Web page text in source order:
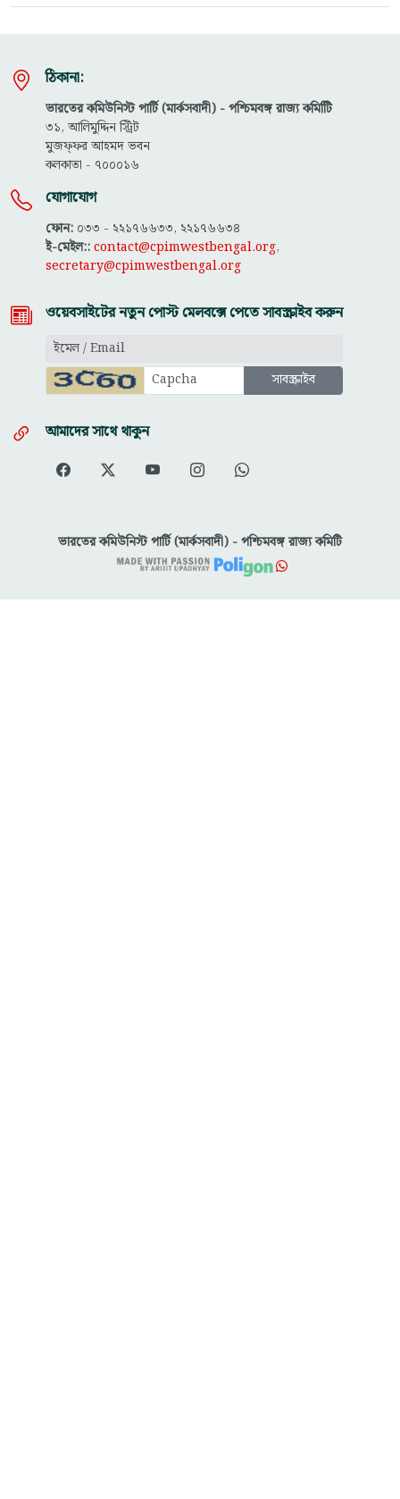
ঠিকানা:
ভারতের কমিউনিস্ট পার্টি (মার্কসবাদী) - পশ্চিমবঙ্গ রাজ্য কমিটিি
৩১, আলিমুদ্দিন স্ট্রিট
মুজফ্ফ‌র আহমদ ভবন
কলকাতা - ৭০০০১৬
যোগাযোগ
ফোন: ০৩৩ - ২২১৭৬৬৩৩, ২২১৭৬৬৩৪
ই-মেইল::contact@cpimwestbengal.org,
secretary@cpimwestbengal.org
ওয়েবসাইটের নতুন পোস্ট মেলবক্সে পেতে সাবস্ক্রাইব করুন
আমাদের সাথে থাকুন
ভারতের কমিউনিস্ট পার্টি (মার্কসবাদী) - পশ্চিমবঙ্গ রাজ্য কমিটি